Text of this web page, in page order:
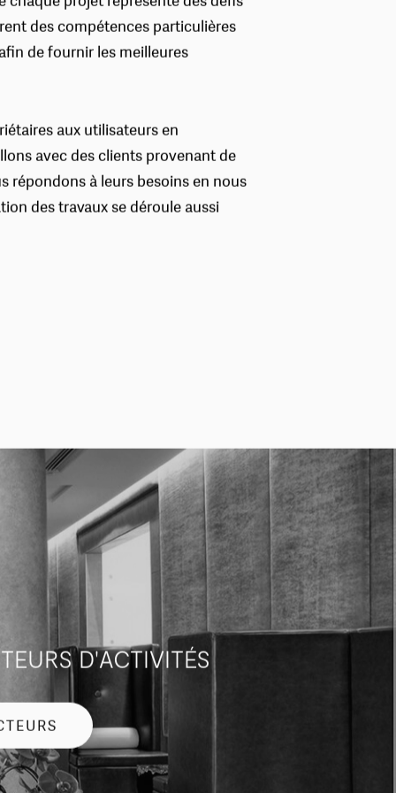
projet représente des défis
des compétences particulières
aux utilisateurs en
avec des clients provenant de
répondons à leurs besoins en nous
D'ACTIVITÉS